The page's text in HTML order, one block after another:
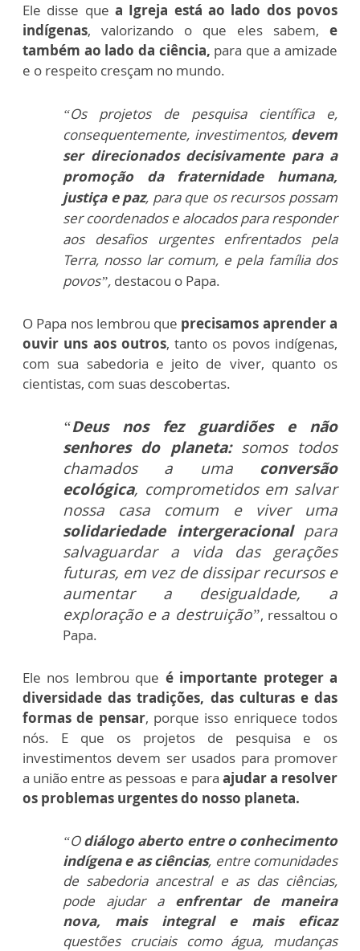
Ele disse que a Igreja está ao lado dos povos
indígenas, valorizando o que eles sabem, e
também ao lado da ciência, para que a amizade
e o respeito cresçam no mundo.
“Os projetos de pesquisa científica e,
consequentemente, investimentos, devem
ser direcionados decisivamente para a
promoção da fraternidade humana,
justiça e paz, para que os recursos possam
ser coordenados e alocados para responder
aos desafios urgentes enfrentados pela
Terra, nosso lar comum, e pela família dos
povos”, destacou o Papa.
O Papa nos lembrou que precisamos aprender a
ouvir uns aos outros, tanto os povos indígenas,
com sua sabedoria e jeito de viver, quanto os
cientistas, com suas descobertas.
“Deus nos fez guardiões e não
senhores do planeta: somos todos
chamados a uma conversão
ecológica, comprometidos em salvar
nossa casa comum e viver uma
solidariedade intergeracionalpara
salvaguardar a vida das gerações
futuras, em vez de dissipar recursos e
aumentar a desigualdade, a
exploração e a destruição”, ressaltou o
Papa.
Ele nos lembrou que é importante proteger a
diversidade das tradições, das culturas e das
formas de pensar, porque isso enriquece todos
nós. E que os projetos de pesquisa e os
investimentos devem ser usados para promover
a união entre as pessoas e para ajudar a resolver
os problemas urgentes do nosso planeta.
“Odiálogo aberto entre o conhecimento
indígena e as ciências, entre comunidades
de sabedoria ancestral e as das ciências,
pode ajudar a enfrentar de maneira
nova, mais integral e mais eficaz
questões cruciais como água, mudanças